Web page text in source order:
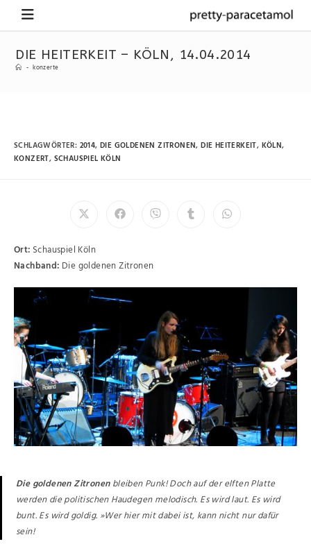
DIE HEITERKEIT – KÖLN, 14.04.2014
- konzerte
SCHLAGWÖRTER: 2014, DIE GOLDENEN ZITRONEN, DIE HEITERKEIT, KÖLN,
KONZERT, SCHAUSPIEL KÖLN
Ort: Schauspiel Köln
Nachband: Die goldenen Zitronen
Die goldenen Zitronenbleiben Punk! Doch auf der elften Platte
werden die politischen Haudegen melodisch. Es wird laut. Es wird
bunt. Es wird goldig. »Wer hier mit dabei ist, kann nicht nur dafür
sein!